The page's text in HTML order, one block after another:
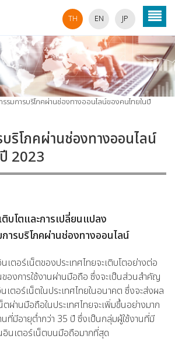
TH EN JP
รมการบริโภคผ่านช่องทางออนไลน์ของคนไทยในปี
ริโภคผ่านช่องทางออนไลน์
2023
ติบโตและการเปลี่ยนแปลง
ารบริโภคผ่านช่องทางออนไลน์
เตอร์เน็ตของประเทศไทยจะเติบโตอย่างต่อ
ของการใช้งานผ่านมือถือ ซึ่งจะเป็นส่วนสำคัญ
ตอร์เน็ตในประเทศไทยในอนาคต ซึ่งจะส่งผล
ตผ่านมือถือในประเทศไทยจะเพิ่มขึ้นอย่างมาก
นที่มีอายุต่ำกว่า 35 ปี ซึ่งเป็นกลุ่มผู้ใช้งานที่มี
อินเตอร์เน็ตบนมือถือมากที่สุด